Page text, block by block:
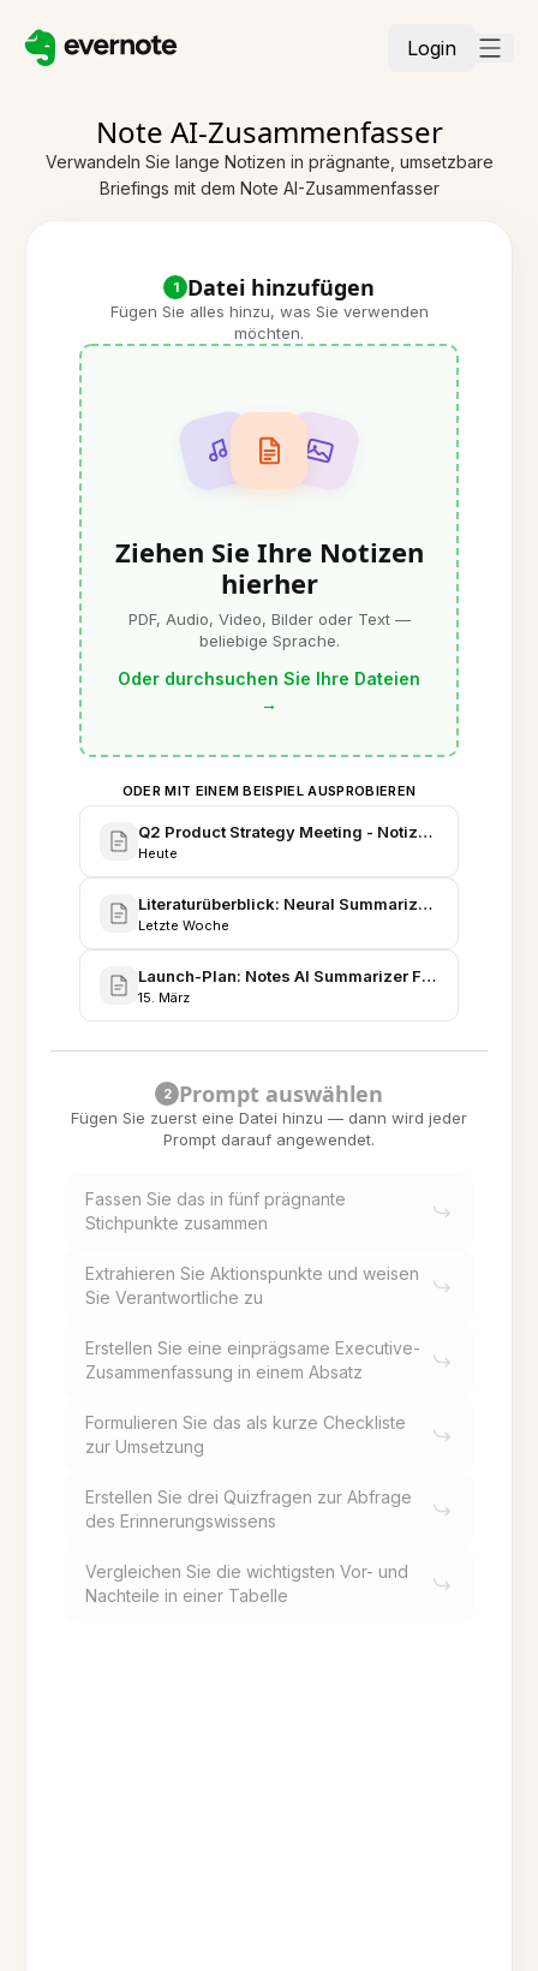
Login
Note AI-Zusammenfasser
Verwandeln Sie lange Notizen in prägnante, umsetzbare
Briefings mit dem Note AI-Zusammenfasser
1 Datei hinzufügen
Fügen Sie alles hinzu, was Sie verwenden
möchten.
Ziehen Sie Ihre Notizen
hierher
PDF, Audio, Video, Bilder oder Text —
beliebige Sprache.
Oder durchsuchen Sie Ihre Dateien
→
ODER MIT EINEM BEISPIEL AUSPROBIEREN
Q2 Product Strategy Meeting - Notizen &
Heute
Literaturüberblick: Neural Summarization
Letzte Woche
Launch-Plan: Notes AI Summarizer Feature -
15. März
2 Prompt auswählen
Fügen Sie zuerst eine Datei hinzu — dann wird jeder
Prompt darauf angewendet.
Fassen Sie das in fünf prägnante
Stichpunkte zusammen
Extrahieren Sie Aktionspunkte und weisen
Sie Verantwortliche zu
Erstellen Sie eine einprägsame Executive-
Zusammenfassung in einem Absatz
Formulieren Sie das als kurze Checkliste
zur Umsetzung
Erstellen Sie drei Quizfragen zur Abfrage
des Erinnerungswissens
Vergleichen Sie die wichtigsten Vor- und
Nachteile in einer Tabelle